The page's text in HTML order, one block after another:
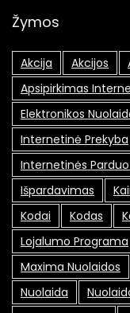
Žymos
Akcija Akcijos
Apsipirkimas
Elektronikos
Internetinė Prekyba
Internetinės
Išpardavimas
Kodai
Kodas
Lojalumo Programa
Maxima Nuolaidos
Nuolaida